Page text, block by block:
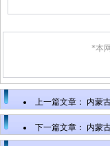
*本
上一篇文章： 内蒙
下一篇文章： 内蒙